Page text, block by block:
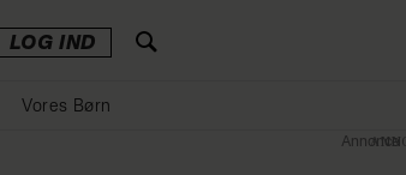
LOG IND
Vores Børn
Annonce